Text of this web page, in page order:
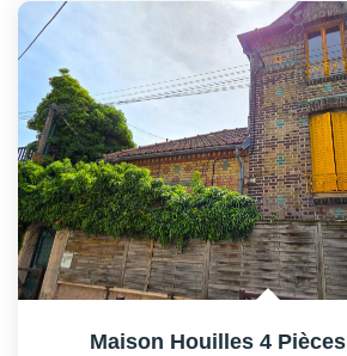
Maison Houilles 4 Pièces